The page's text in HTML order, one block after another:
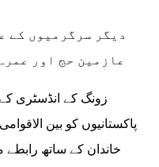
دیگر سرگرمیوں کے
عازمین حج اور
زونگ کے انڈسٹری کے
پاکستانیوں کو بین
خاندان کے ساتھ